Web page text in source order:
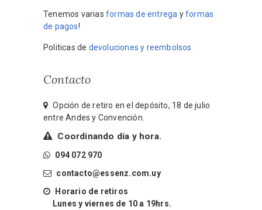
Tenemos varias formas de entrega yformas
de pagos!
Politicas de devoluciones y reembolsos
Contacto
Opción de retiro en el depósito, 18 de julio
entre Andes y Convención.
Coordinando día y hora.
094 072 970
contacto@essenz.com.uy
Horario de retiros
Lunes y viernes de 10 a 19hrs.